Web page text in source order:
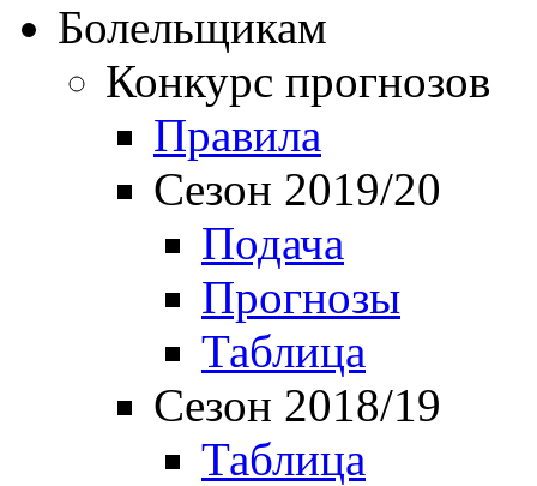
Болельщикам
Конкурс прогнозов
Правила
Сезон 2019/20
Подача
Прогнозы
Таблица
Сезон 2018/19
Таблица